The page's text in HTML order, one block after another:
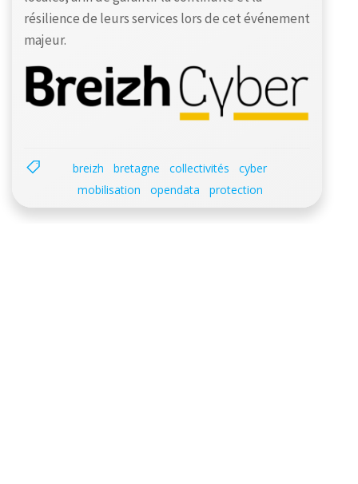
résilience de leurs services lors de cet événement
majeur.
breizh bretagne collectivités
cyber
mobilisation
opendata protection